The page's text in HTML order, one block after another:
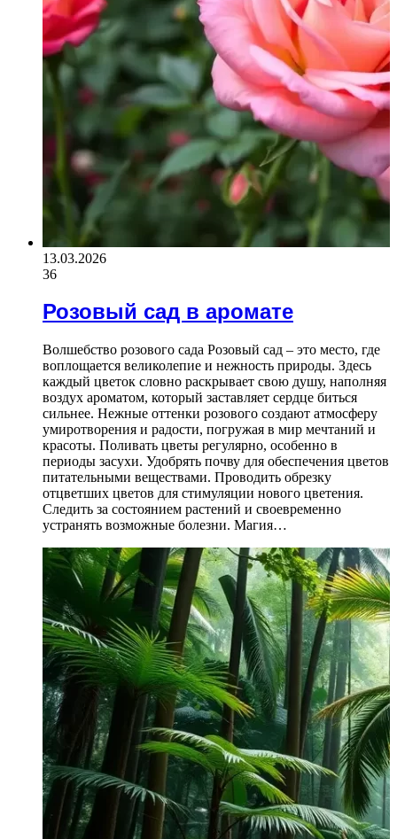
13.03.2026
36
Розовый сад в аромате
Волшебство розового сада Розовый сад – это место, где
воплощается великолепие и нежность природы. Здесь
каждый цветок словно раскрывает свою душу, наполняя
воздух ароматом, который заставляет сердце биться
сильнее. Нежные оттенки розового создают атмосферу
умиротворения и радости, погружая в мир мечтаний и
красоты. Поливать цветы регулярно, особенно в
периоды засухи. Удобрять почву для обеспечения цветов
питательными веществами. Проводить обрезку
отцветших цветов для стимуляции нового цветения.
Следить за состоянием растений и своевременно
устранять возможные болезни. Магия…